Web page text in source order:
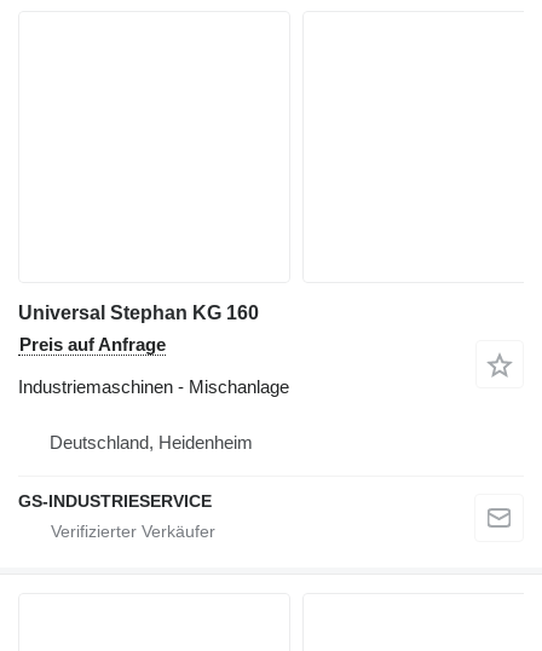
Universal Stephan KG 160
Preis auf Anfrage
Industriemaschinen - Mischanlage
Deutschland, Heidenheim
GS-INDUSTRIESERVICE